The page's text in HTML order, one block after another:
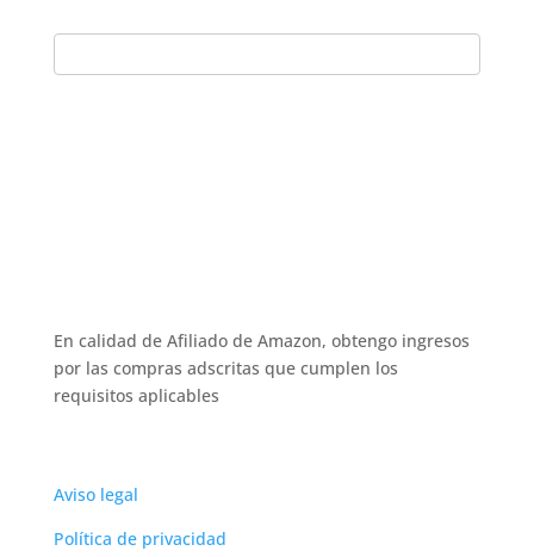
En calidad de Afiliado de Amazon, obtengo ingresos
por las compras adscritas que cumplen los
requisitos aplicables
Aviso legal
Política de privacidad